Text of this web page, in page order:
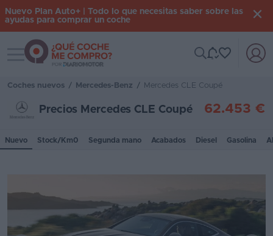
Iniciar
Inicio
Coches
Suscripción
Nuevo Plan Auto+ | Todo lo que necesitas saber sobre las
ayudas para comprar un coche
Toggle navigation
Coches nuevos / Mercedes-Benz / Mercedes CLE Coupé
Precios Mercedes CLE Coupé 62.453 €
Nuevo Stock/Km0 Segunda mano Acabados Diesel Gasolina